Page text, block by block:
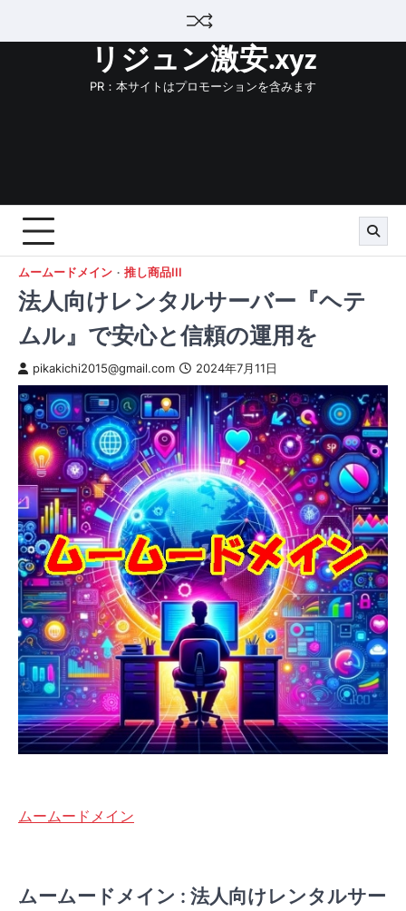
リジュン激安.xyz
PR：本サイトはプロモーションを含みます
ムームードメイン 推し商品III
法人向けレンタルサーバー『ヘテ
ムル』で安心と信頼の運用を
pikakichi2015@gmail.com 2024年7月11日
ムームードメイン
ムームードメイン : 法人向けレンタルサー